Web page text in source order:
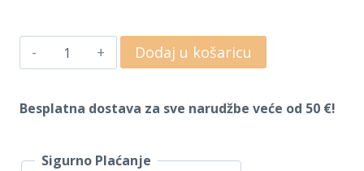
Vaza
za
cvijeće
količina
Dodaj u košaricu
Besplatna dostava za sve narudžbe veće od 50 €!
Sigurno Plaćanje